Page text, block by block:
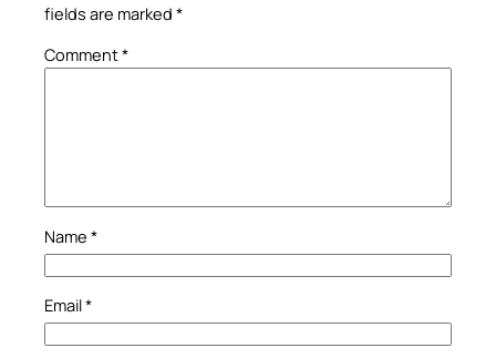
fields are marked *
Comment*
Name *
Email*